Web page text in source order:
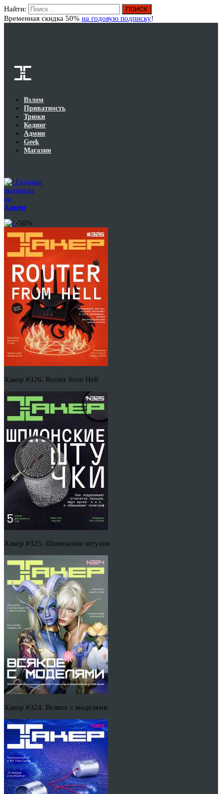
Найти:
Временная скидка 50% на годовую подписку!
Взлом
Приватность
Трюки
Кодинг
Админ
Geek
Магазин
Годовая
подписка
на
Хакер
-50%
Хакер #326. Router from Hell
Хакер #325. Шпионские штучки
Хакер #324. Всякое с моделями